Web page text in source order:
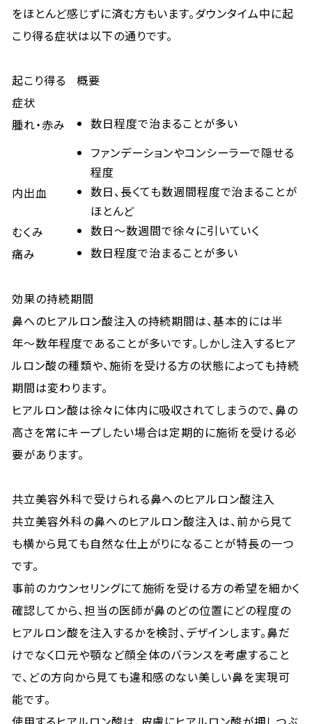
をほとんど感じずに済む方もいます。ダウンタイム中に起
こり得る症状は以下の通りです。
起こり得る
症状
概要
腫れ・赤み
数日程度で治まることが多い
ファンデーションやコンシーラーで隠せる
程度
内出血
数日、長くても数週間程度で治まることが
ほとんど
むくみ
数日～数週間で徐々に引いていく
痛み
数日程度で治まることが多い
効果の持続期間
鼻へのヒアルロン酸注入の持続期間は、基本的には半
年〜数年程度であることが多いです。しかし注入するヒア
ルロン酸の種類や、施術を受ける方の状態によっても持続
期間は変わります。
ヒアルロン酸は徐々に体内に吸収されてしまうので、鼻の
高さを常にキープしたい場合は定期的に施術を受ける必
要があります。
共立美容外科で受けられる鼻へのヒアルロン酸注入
共立美容外科の鼻へのヒアルロン酸注入は、前から見て
も横から見ても自然な仕上がりになることが特長の一つ
です。
事前のカウンセリングにて施術を受ける方の希望を細かく
確認してから、担当の医師が鼻のどの位置にどの程度の
ヒアルロン酸を注入するかを検討、デザインします。鼻だ
けでなく口元や顎など顔全体のバランスを考慮すること
で、どの方向から見ても違和感のない美しい鼻を実現可
能です。